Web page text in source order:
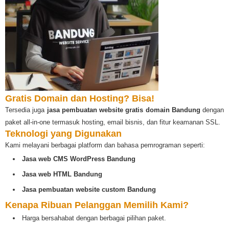
Gratis Domain dan Hosting? Bisa!
Tersedia juga jasa pembuatan website gratis domain Bandung dengan
paket all-in-one termasuk hosting, email bisnis, dan fitur keamanan SSL.
Teknologi yang Digunakan
Kami melayani berbagai platform dan bahasa pemrograman seperti:
Jasa web CMS WordPress Bandung
Jasa web HTML Bandung
Jasa pembuatan website custom Bandung
Kenapa Ribuan Pelanggan Memilih Kami?
Harga bersahabat dengan berbagai pilihan paket.